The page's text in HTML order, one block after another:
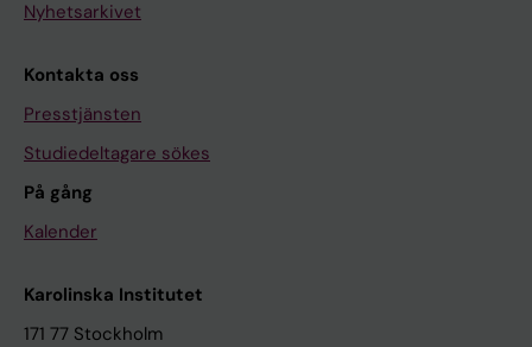
Nyhetsarkivet
Kontakta oss
Presstjänsten
Studiedeltagare sökes
På gång
Kalender
Karolinska Institutet
171 77 Stockholm